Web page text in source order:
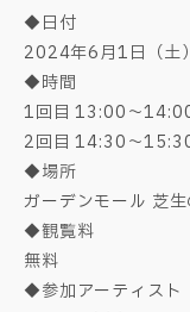
◆日付
2024年6月1日（土
◆時間
1回目 13:00～
2回目 14:30～
◆場所
ガーデンモール 芝
◆観覧料
無料
◆参加アーティスト